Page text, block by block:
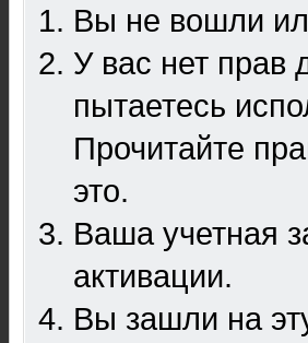
Вы не вошли
У вас нет прав
пытаетесь
Прочитайте
это.
Ваша учетная
активации.
Вы зашли на